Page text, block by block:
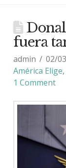
fuera
admin
02/
América Elige,
1 Comment